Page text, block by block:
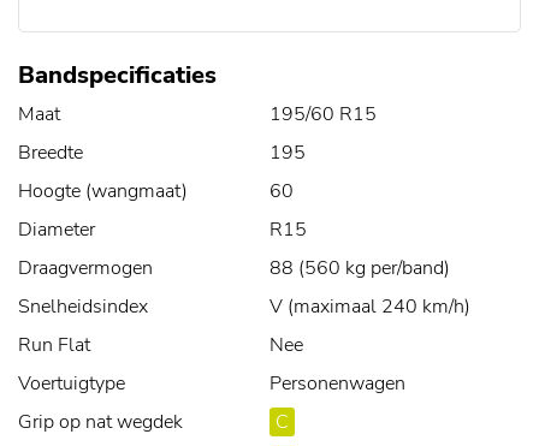
Bandspecificaties
Maat
195/60 R15
Breedte
195
Hoogte (wangmaat)
60
Diameter
R15
Draagvermogen
88 (560 kg per/band)
Snelheidsindex
V (maximaal 240 km/h)
Run Flat
Nee
Voertuigtype
Personenwagen
Grip op nat wegdek
C